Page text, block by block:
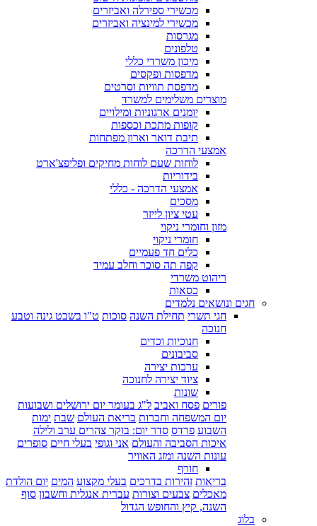
מכשירי ספירלה ואביזרים
מכשירי למינציה ואביזרים
מגרסות
טלפונים
מיכון משרדי כללי
מדפסות ופקסים
מדפסת תוויות וסרטים
מוצרים משלימים למשרד
יומנים ארגוניות ומילויים
קופות מתכת וכספות
תיבת דואר וארון מפתחות
אמצעי הדרכה
לוחות שעם לוחות מחיקים ופליפצ'ארט
בידוריות
אמצעי הדרכה - כללי
מסכים
עטי ציון לייזר
מזון וחומרי ניקוי
חומרי ניקוי
כלים חד פעמיים
קפה תה סוכר וחלב עמיד
ריהוט משרדי
כסאות
חגים ונושאים נלמדים
חגי תשרי תחילת השנה סוכות ט"ו בשבט גינה וטבע
חנוכה
חנוכיות וכדים
סביבונים
ערכות יצירה
ציוד יצירה לחנוכה
שונות
פורים פסח ואביב ל"ג בעומר יום ירושלים ושבועות
יום המשפחה וחברות בריאת העולם שבת ימות
השבוע פרדס סדר יום: בוקר צהרים ערב ולילה
איכות הסביבה והעולם אני וגופי בעלי חיים סופרים
עונות השנה ומזג האוויר
חורף
בריאות זהירות בדרכים בעלי מקצוע המים יום הולדת
מאכלים צבעים וצורות עברית אנגלית וחשבון סוף
השנה, קיץ והחופש הגדול
בלוג